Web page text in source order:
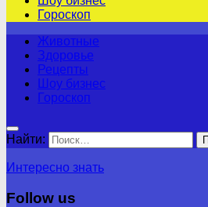
Гороскоп
Животные
Здоровье
Рецепты
Шоу бизнес
Гороскоп
Найти:
Интересно знать
Follow us